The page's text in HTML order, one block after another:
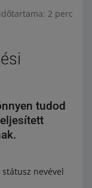
2 perc
tudod
nevével